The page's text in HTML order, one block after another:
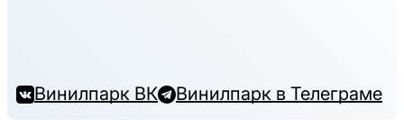
Винилпарк ВК Винилпарк в Телеграме